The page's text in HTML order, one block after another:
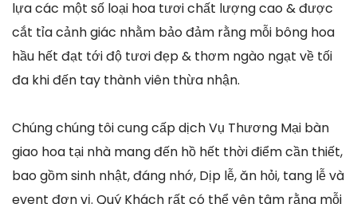
lựa các một số loại hoa tươi chất lượng cao & được
cắt tỉa cảnh giác nhằm bảo đảm rằng mỗi bông hoa
hầu hết đạt tới độ tươi đẹp & thơm ngào ngạt về tối
đa khi đến tay thành viên thừa nhận.
Chúng chúng tôi cung cấp dịch Vụ Thương Mại bàn
giao hoa tại nhà mang đến hồ hết thời điểm cần thiết,
bao gồm sinh nhật, đáng nhớ, Dịp lễ, ăn hỏi, tang lễ và
event đơn vị. Quý Khách rất có thể yên tâm rằng mỗi